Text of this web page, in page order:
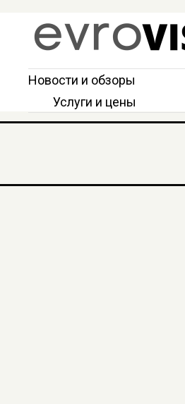
Новости и обзоры
Услуги и цены